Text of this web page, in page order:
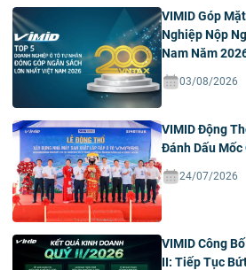
VIMID Góp
Nghiệp Nộp
Nam Năm
03/08/2026
VIMID Động
Đánh Dấu
24/07/2026
VIMID Công
II: Tiếp Tục